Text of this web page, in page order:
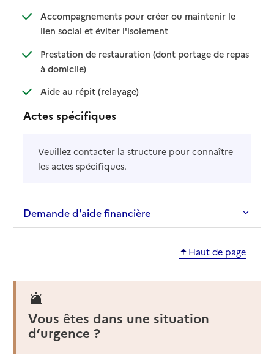
Accompagnements pour créer ou maintenir le
lien social et éviter l'isolement: disponible
: non disponible
Prestation de restauration (dont portage de repas
à domicile): disponible
: non disponible
Aide au répit (relayage): disponible
: non disponible
Actes spécifiques
Veuillez contacter la structure pour connaître
les actes spécifiques.
Demande d'aide financière
Haut de page
Vous êtes dans une situation
d’urgence ?